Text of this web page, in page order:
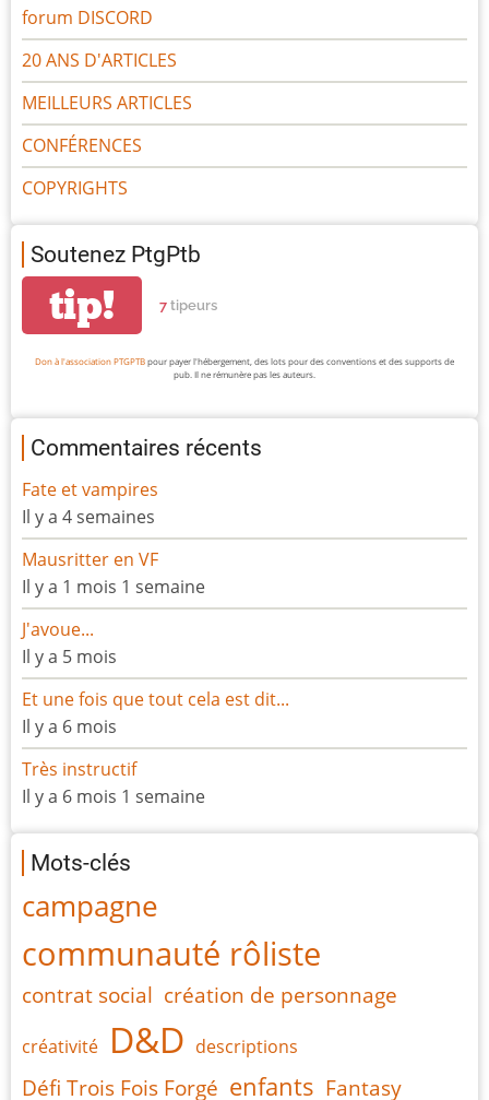
forum DISCORD
20 ANS D'ARTICLES
MEILLEURS ARTICLES
CONFÉRENCES
COPYRIGHTS
Soutenez PtgPtb
tip! 7 tipeurs
Don à l'association PTGPTBpour payer l'hébergement, des lots pour des conventions et des supports de
pub. Il ne rémunère pas les auteurs.
Commentaires récents
Fate et vampires
Il y a 4 semaines
Mausritter en VF
Il y a 1 mois 1 semaine
J'avoue...
Il y a 5 mois
Et une fois que tout cela est dit...
Il y a 6 mois
Très instructif
Il y a 6 mois 1 semaine
Mots-clés
campagne
communauté rôliste
contrat social création de personnage
créativité D&D descriptions
Défi Trois Fois Forgé enfants Fantasy